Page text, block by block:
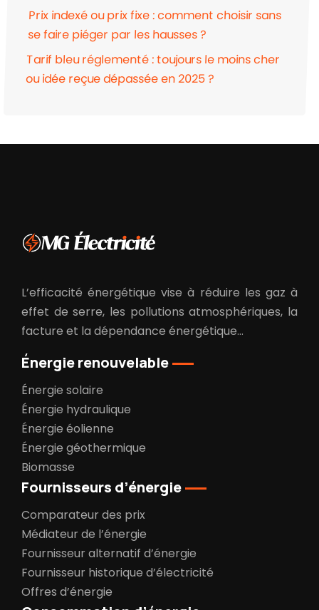
Prix indexé ou prix fixe : comment choisir sans
se faire piéger par les hausses ?
Tarif bleu réglementé : toujours le moins cher
ou idée reçue dépassée en 2025 ?
L’efficacité énergétique vise à réduire les gaz à
effet de serre, les pollutions atmosphériques, la
facture et la dépendance énergétique…
Énergie renouvelable
Énergie solaire
Énergie hydraulique
Énergie éolienne
Énergie géothermique
Biomasse
Fournisseurs d’énergie
Comparateur des prix
Médiateur de l’énergie
Fournisseur alternatif d’énergie
Fournisseur historique d’électricité
Offres d’énergie